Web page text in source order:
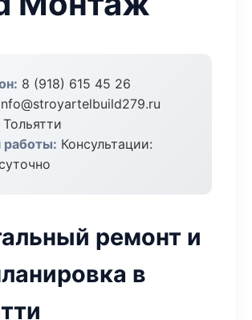
8 (918) 615 45 26
Тольятти
Консультации:
ремонт и
в